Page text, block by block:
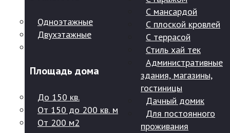
Одноэтажные
Двухэтажные
Площадь дома
До 150 кв.
От 150 до 200 кв. м
От 200 м2
С мансардой
С плоской кровлей
С террасой
Стиль хай тек
Административные
здания, магазины,
гостиницы
Дачный домик
Для постоянного
проживания